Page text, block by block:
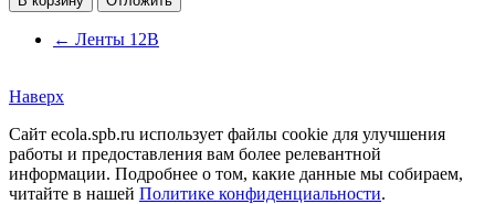
← Ленты 12В
Наверх
Сайт ecola.spb.ru использует файлы cookie для улучшения
работы и предоставления вам более релевантной
информации. Подробнее о том, какие данные мы собираем,
читайте в нашей Политике конфиденциальности.